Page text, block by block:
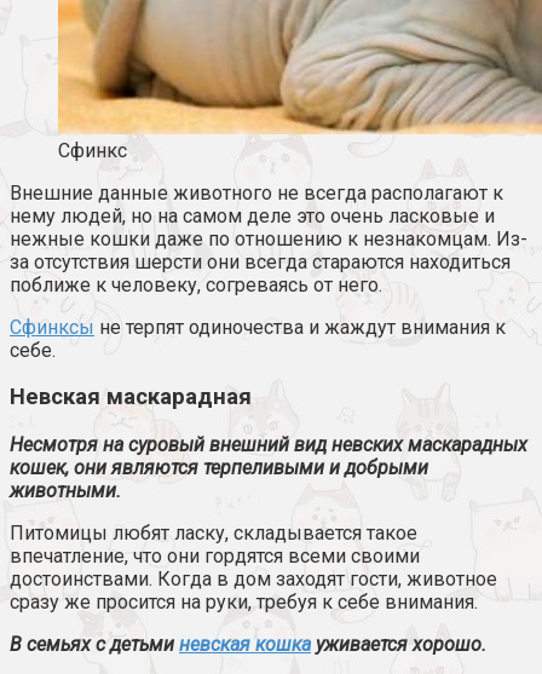
Сфинкс
Внешние данные животного не всегда располагают к
нему людей, но на самом деле это очень ласковые и
нежные кошки даже по отношению к незнакомцам. Из-
за отсутствия шерсти они всегда стараются находиться
поближе к человеку, согреваясь от него.
Сфинксы не терпят одиночества и жаждут внимания к
себе.
Невская маскарадная
Несмотря на суровый внешний вид невских маскарадных
кошек, они являются терпеливыми и добрыми
животными.
Питомицы любят ласку, складывается такое
впечатление, что они гордятся всеми своими
достоинствами. Когда в дом заходят гости, животное
сразу же просится на руки, требуя к себе внимания.
В семьях с детьми невская кошка уживается хорошо.